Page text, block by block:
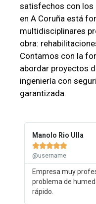
satisfechos con los
en A Coruña está
multidisciplinares
obra:
Contamos con la
abordar proyectos
ingeniería con
garantizada.
Manolo Rio Ulla

@username
Empresa muy
problema de
rápido.